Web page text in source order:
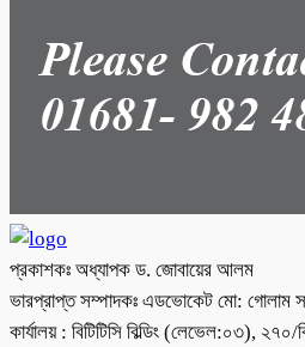
প্রকাশকঃ অধ্যাপক ড. জোবায়ের আলম
ভারপ্রাপ্ত সম্পাদকঃ এডভোকেট মো: গোলাম
কার্যালয় : বিটিটিসি বিল্ডিং (লেভেল:০৩),